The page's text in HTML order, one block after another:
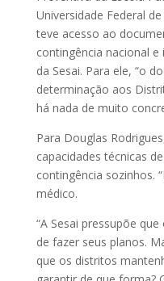
Universidade Federal
teve acesso ao
contingência nacional
da Sesai. Para ele, “o
determinação aos
há nada de muito
Para Douglas
capacidades técnicas
contingência sozinhos.
médico.
“A Sesai pressupõe
de fazer seus planos.
que os distritos